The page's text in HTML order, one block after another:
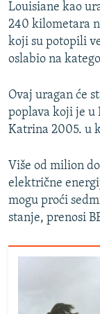
Louisiane kao
240 kilometara
koji su potopili
oslabio na
Ovaj uragan će
poplava koji je u
Katrina 2005. u
Više od milion
električne
mogu proći
stanje, prenosi